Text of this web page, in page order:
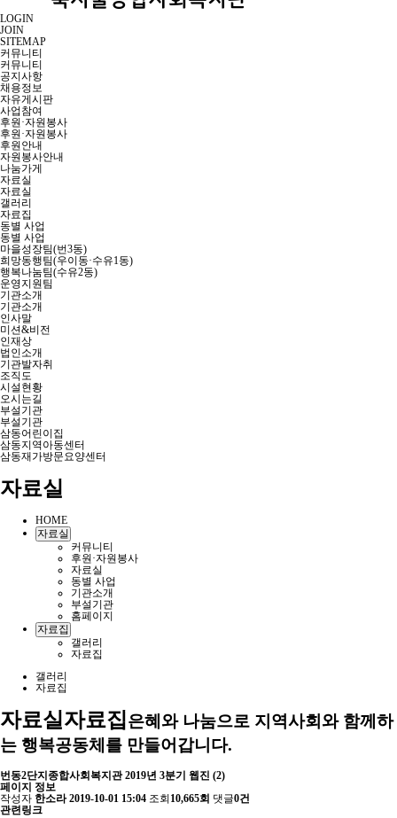
LOGIN
JOIN
SITEMAP
커뮤니티
커뮤니티
공지사항
채용정보
자유게시판
사업참여
후원·자원봉사
후원·자원봉사
후원안내
자원봉사안내
나눔가게
자료실
자료실
갤러리
자료집
동별 사업
동별 사업
마을성장팀(번3동)
희망동행팀(우이동·수유1동)
행복나눔팀(수유2동)
운영지원팀
기관소개
기관소개
인사말
미션&비전
인재상
법인소개
기관발자취
조직도
시설현황
오시는길
부설기관
부설기관
삼동어린이집
삼동지역아동센터
삼동재가방문요양센터
자료실
HOME
자료실
커뮤니티
후원·자원봉사
자료실
동별 사업
기관소개
부설기관
홈페이지
자료집
갤러리
자료집
갤러리
자료집
자료실자료집은혜와 나눔으로 지역사회와 함께하
는 행복공동체를 만들어갑니다.
번동2단지종합사회복지관 2019년 3분기 웹진 (2)
페이지 정보
작성자 한소라 2019-10-01 15:04 조회 10,665회 댓글0건
관련링크